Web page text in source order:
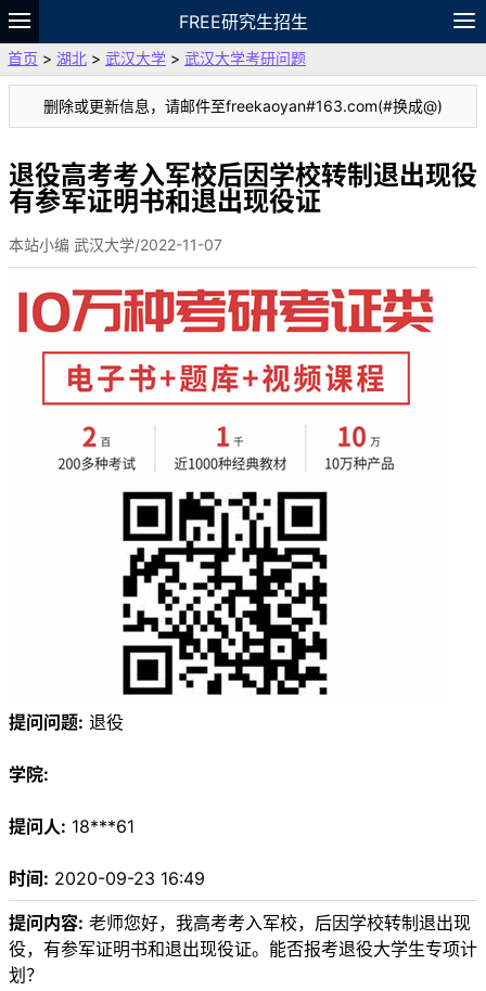
FREE研究生招生
题库
故事 专题 APP 笔记
VIP
资料
首页 > 湖北 > 武汉大学 > 武汉大学考研问题
删除或更新信息，请邮件至freekaoyan#163.com(#换成@)
退役高考考入军校后因学校转制退出现役
有参军证明书和退出现役证
本站小编 武汉大学/2022-11-07
提问问题: 退役
学院:
提问人: 18***61
时间: 2020-09-23 16:49
提问内容: 老师您好，我高考考入军校，后因学校转制退出现
役，有参军证明书和退出现役证。能否报考退役大学生专项计
划？